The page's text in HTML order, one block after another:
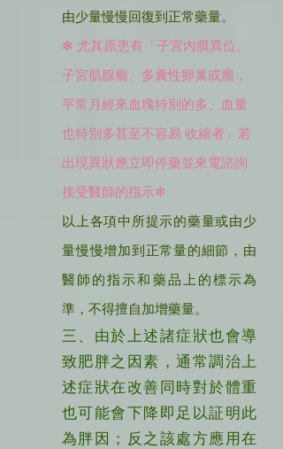
由少量慢慢回復到正常藥量。
✻ 尤其原患有「子宮內膜異位、
子宮肌腺瘤、多囊性卵巢或瘤，
平常月經來血塊特別的多、血量
也特別多甚至不容易 收縮者」若
出現異狀應立即停藥並來電諮詢
接受醫師的指示✻
以上各項中所提示的藥量或由少
量慢慢增加到正常量的細節，由
醫師的指示和藥品上的標示為
準，不得擅自加增藥量。
三、由於上述諸症狀也會導
致肥胖之因素，通常調治上
述症狀在改善同時對於體重
也可能會下降即足以証明此
為胖因；反之該處方應用在